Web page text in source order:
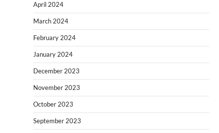
April 2024
March 2024
February 2024
January 2024
December 2023
November 2023
October 2023
September 2023